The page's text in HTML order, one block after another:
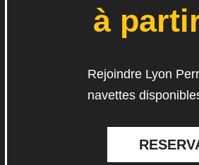
à
Rejoindre Lyon
navettes